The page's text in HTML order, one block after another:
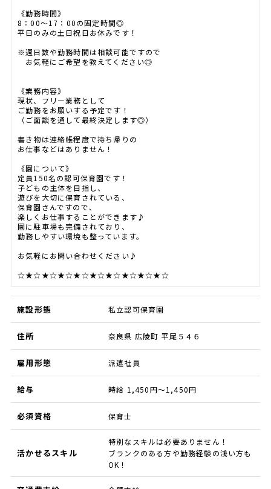
《勤務時間》
8：00～17：00の固定時間◎
平日のみの土日祝日お休みです！
※週日数や勤務時間は相談可能ですので
お気軽にご希望を教えてください◎
《業務内容》
現状、フリー業務として
ご勤務をお願いする予定です！
（ご面談を通して最終決定します◎）
書き物は連絡帳程度で持ち帰りの
お仕事などはありません！
《園について》
定員150名の認可保育園です！
子どもの主体を目指し、
遊びを大切に保育されている、
保育園さんですので、
楽しくお仕事することができます♪
園に駐車場も完備されており、
勤務しやすい環境も整っています。
お気軽にお問い合わせください♪
☆★☆★☆★☆★☆★☆★☆★☆★☆★☆
施設形態 私立認可保育園
住所 奈良県 広陵町 平尾５４６
雇用形態 派遣社員
給与 時給 1,450円～1,450円
必須資格 保育士
活かせるスキル
特別なスキルは必要ありません！
ブランクのある方や勤務経験の浅い方も
OK！